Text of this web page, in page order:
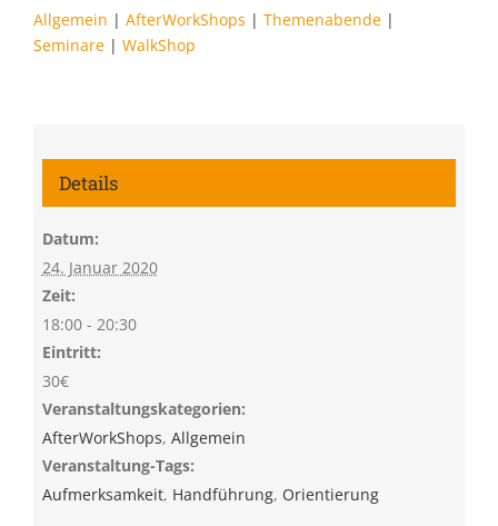
Allgemein | AfterWorkShops | Themenabende |
Seminare | WalkShop
Details
Datum:
24. Januar 2020
Zeit:
18:00 - 20:30
Eintritt:
30€
Veranstaltungskategorien:
AfterWorkShops, Allgemein
Veranstaltung-Tags:
Aufmerksamkeit, Handführung, Orientierung